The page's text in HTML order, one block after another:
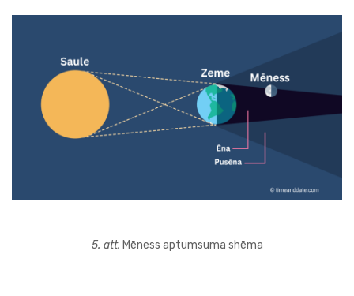
5. att. Mēness aptumsuma shēma